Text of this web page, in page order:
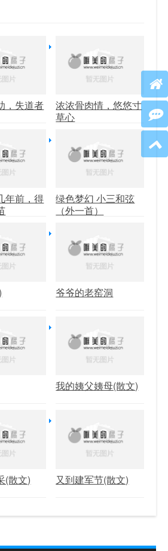
，失道者
浓浓骨肉情，悠悠寸
草心
年前，得
绿色梦幻 小三和弦
（外一首）
爷爷的老窑洞
我的姨父姨母(散文)
(散文) 又到建军节(散文)